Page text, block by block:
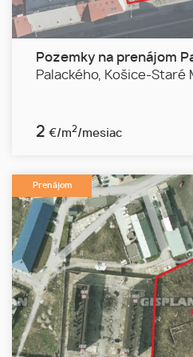
Pozemky na prenájom
Palackého, Košice-Staré
2 €/m2/mesiac
Prenájom